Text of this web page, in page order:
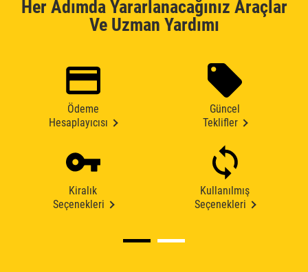
Her Adımda Yararlanacağınız Araçlar
Ve Uzman Yardımı
Ödeme
Hesaplayıcısı
Güncel
Teklifler
Kiralık
Seçenekleri
Kullanılmış
Seçenekleri